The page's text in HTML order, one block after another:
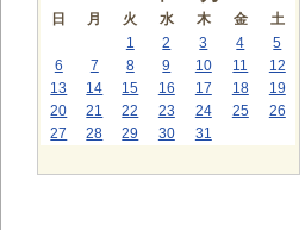
日 月 火 水 木 金
土
1
2 3 4
5
6
7 8 9 10 11
12
13
14 15 16 17 18
19
20
21 22 23 24 25
26
27
28 29 30 31